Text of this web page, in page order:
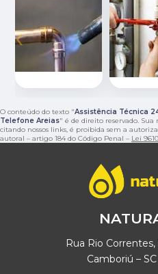
‹
O conteúdo do texto "Assistência Técnica
Telefone Areias" é de direito reservado.
citando nossos links, é proibida sem a
autoral – artigo 184 do Código Penal – Lei
Rua Rio
Camboriú –